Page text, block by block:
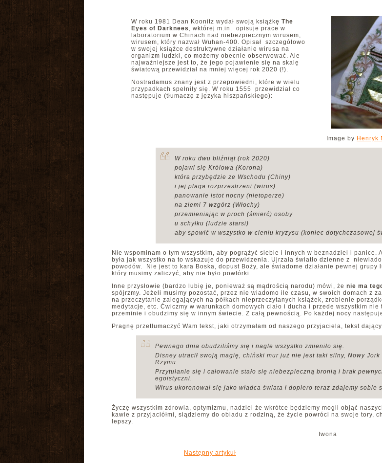
Image by Henryk
W roku 1981 Dean Koonitz wydał swoją książkę The
Eyes of Darknees , wktórej m.in. opisuje prace w
laboratorium w Chinach nad niebezpiecznym wirusem,
wirusem, który nazwał Wuhan-400. Opisał szczegółowo
w swojej książce destruktywne działanie wirusa na
organizm ludzki, co możemy obecnie obserwować. Ale
najważniejsze jest to, że jego pojawienie się na skalę
światową przewidział na mniej więcej rok 2020 (!).
Nostradamus znany jest z przepowiedni, które w wielu
przypadkach spełniły się. W roku 1555 przewidział co
następuje (tłumaczę z języka hiszpańskiego):
W roku dwu bliźniąt (rok 2020)
pojawi się Królowa (Korona)
która przybędzie ze Wschodu (Chiny)
i jej plaga rozprzestrzeni (wirus)
panowanie istot nocny (nietoperze)
na ziemi 7 wzgórz (Włochy)
przemieniając w proch (śmierć) osoby
u schyłku (ludzie starsi)
aby spowić w wszystko w cieniu kryzysu (koniec dotychczasowej
Nie wspominam o tym wszystkim, aby pogrążyć siebie i innych w beznadziei i panice.
była jak wszystko na to wskazuje do przewidzenia. Ujrzała światło dzienne z
powodów. Nie jest to kara Boska, dopust Boży, ale świadome działanie pewnej
który musimy zaliczyć, aby nie było powtórki.
Inne przysłowie (bardzo lubię je, ponieważ są mądrością narodu) mówi, że nie ma
spójrzmy. Jeżeli musimy pozostać, przez nie wiadomo ile czasu, w swoich domach z
na przeczytanie zalegających na półkach nieprzeczytanych książek, zrobienie
medytacje, etc. Ćwiczmy w warunkach domowych ciało i ducha i przede wszystkim
przeminie i obudzimy się w innym świecie. Z całą pewnością. Po każdej nocy
Pragnę przetłumaczyć Wam tekst, jaki otrzymałam od naszego przyjaciela, tekst
Pewnego dnia obudziliśmy się i nagle wszystko zmieniło się.
Disney utracił swoją magię, chiński mur już nie jest taki silny, Nowy
Rzymu.
Przytulanie się i całowanie stało się niebezpieczną bronią i brak
egoistyczni.
Wirus ukoronował się jako władca świata i dopiero teraz zdajemy sobie
Życzę wszystkim zdrowia, optymizmu, nadziei że wkrótce będziemy mogli objąć
kawie z przyjaciółmi, siądziemy do obiadu z rodziną, że życie powróci na swoje tory,
lepszy.
Iwona
Następny artykuł